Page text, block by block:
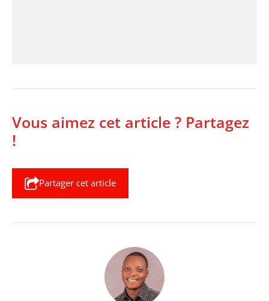
Vous aimez cet article ? Partagez
!
Partager cet article